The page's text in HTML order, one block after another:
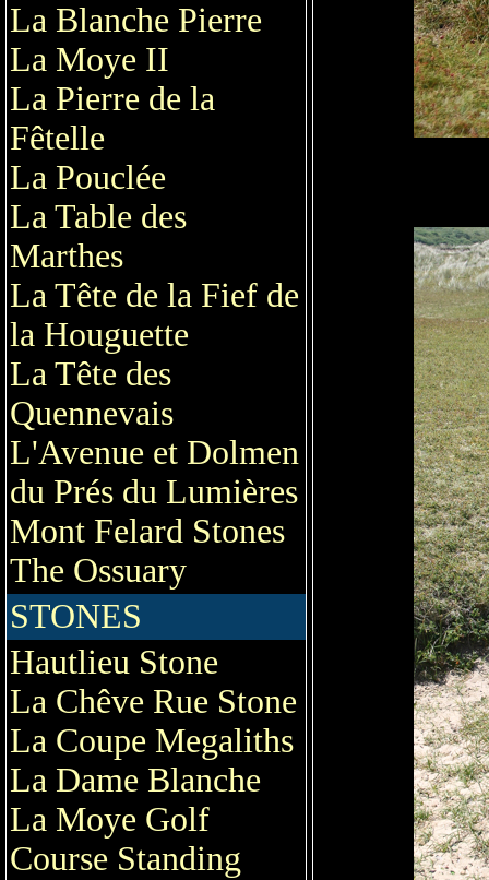
La Blanche Pierre
La Moye II
La Pierre de la
Fêtelle
La Pouclée
La Table des
Marthes
La Tête de la Fief de
la Houguette
La Tête des
Quennevais
L'Avenue et Dolmen
du Prés du Lumières
Mont Felard Stones
The Ossuary
STONES
Hautlieu Stone
La Chêve Rue Stone
La Coupe Megaliths
La Dame Blanche
La Moye Golf
Course Standing